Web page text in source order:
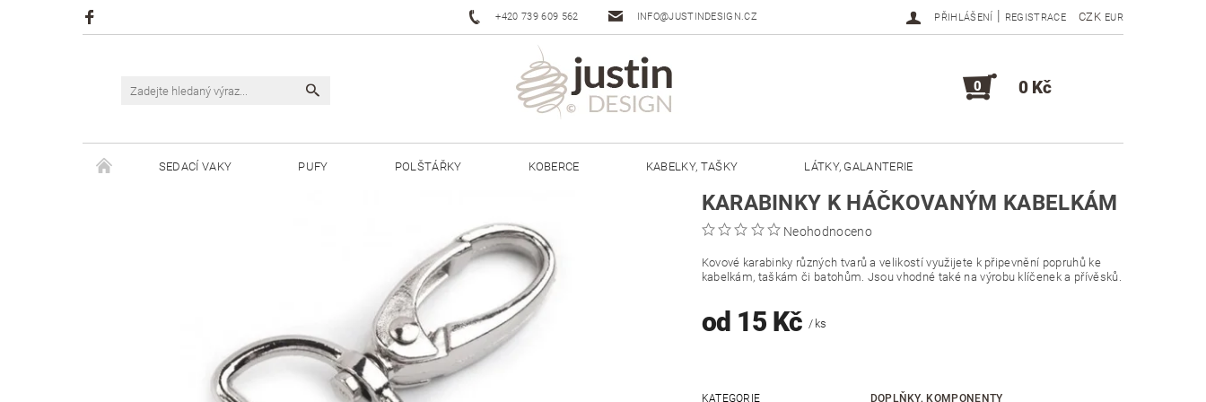
+420 739 609 562 INFO@JUSTINDESIGN.CZ CZK EUR
PŘIHLÁŠENÍ | REGISTRACE
0 0 Kč
SEDACÍ VAKY PUFY POLŠTÁŘKY KOBERCE KABELKY, TAŠKY LÁTKY, GALANTERIE
ŠŇŮRY JUSTIN 5 MM DOPLŇKY, KOMPONENTY
KARABINKY K HÁČKOVANÝM KABELKÁM
Neohodnoceno
Kovové karabinky různých tvarů a velikostí využijete k připevnění popruhů ke
kabelkám, taškám či batohům. Jsou vhodné také na výrobu klíčenek a přívěsků.
od 15 Kč/ ks
KATEGORIE DOPLŇKY, KOMPONENTY